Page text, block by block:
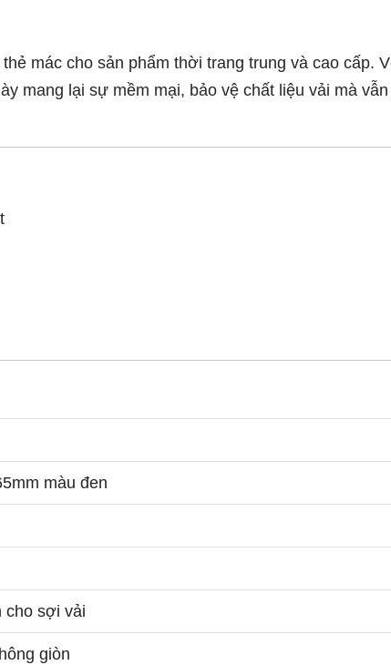
mác cho sản phẩm thời trang trung và cao cấp.
mang lại sự mềm mại, bảo vệ chất liệu vải mà
màu đen
cho sợi vải
giòn